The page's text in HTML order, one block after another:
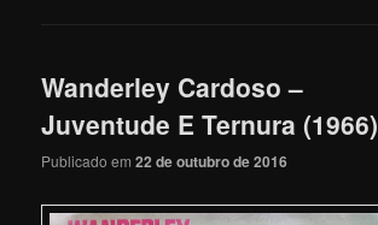
Wanderley Cardoso –
Juventude E Ternura (1966)
Publicado em22 de outubro de 2016